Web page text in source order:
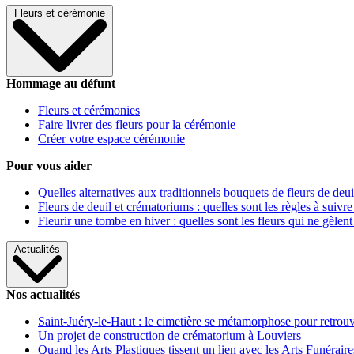
Fleurs et cérémonie
Hommage au défunt
Fleurs et cérémonies
Faire livrer des fleurs pour la cérémonie
Créer votre espace cérémonie
Pour vous aider
Quelles alternatives aux traditionnels bouquets de fleurs de
Fleurs de deuil et crématoriums : quelles sont les règles à
Fleurir une tombe en hiver : quelles sont les fleurs qui ne gèlent
Actualités
Nos actualités
Saint-Juéry-le-Haut : le cimetière se métamorphose pour
Un projet de construction de crématorium à Louviers
Quand les Arts Plastiques tissent un lien avec les Arts